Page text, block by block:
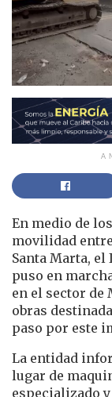
En medio de
movilidad
Santa Marta,
puso en
en el sector de
obras
paso por este
La entidad
lugar de
especializado